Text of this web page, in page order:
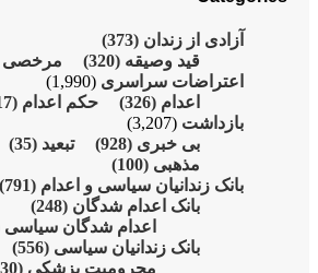
آزادی از زندان (373)
قید وصیقه (320) مرخصی
اعتراضات سراسری (1,990)
اعدام (326) حکم اعدام (117)
بازداشت (3,207)
بی خبری (928) تبعید (35)
مذهبی (100)
بانک زندانیان سیاسی و اعدام (791)
بانک اعدام شدگان (248)
اعدام شدگان سیاسی
بانک زندانیان سیاسی (556)
محرومیت پزشکی (30)